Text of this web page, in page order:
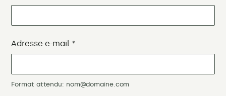
Adresse e-mail *
Format attendu: nom@domaine.com